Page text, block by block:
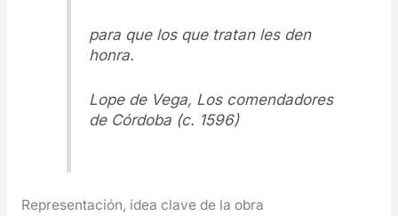
para que los que tratan les den
honra.
Lope de Vega, Los comendadores
de Córdoba (c. 1596)
Representación, idea clave de la obra